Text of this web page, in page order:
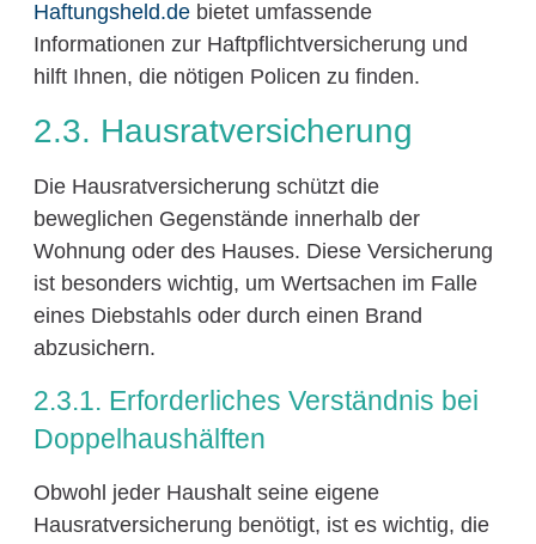
Haftungsheld.debietet umfassende
Informationen zur Haftpflichtversicherung und
hilft Ihnen, die nötigen Policen zu finden.
2.3. Hausratversicherung
Die Hausratversicherung schützt die
beweglichen Gegenstände innerhalb der
Wohnung oder des Hauses. Diese Versicherung
ist besonders wichtig, um Wertsachen im Falle
eines Diebstahls oder durch einen Brand
abzusichern.
2.3.1. Erforderliches Verständnis bei
Doppelhaushälften
Obwohl jeder Haushalt seine eigene
Hausratversicherung benötigt, ist es wichtig, die